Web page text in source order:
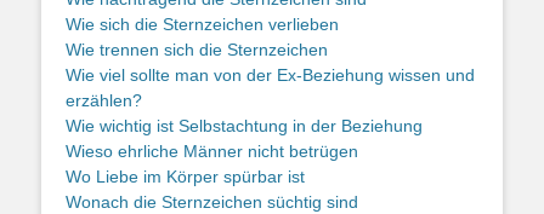
Wie sich die Sternzeichen verlieben
Wie trennen sich die Sternzeichen
Wie viel sollte man von der Ex-Beziehung wissen und
erzählen?
Wie wichtig ist Selbstachtung in der Beziehung
Wieso ehrliche Männer nicht betrügen
Wo Liebe im Körper spürbar ist
Wonach die Sternzeichen süchtig sind